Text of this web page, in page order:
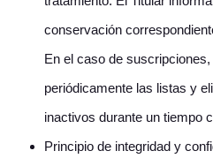
conservación
En el caso de
periódicamente las listas y
inactivos durante un tiempo
Principio de integridad y